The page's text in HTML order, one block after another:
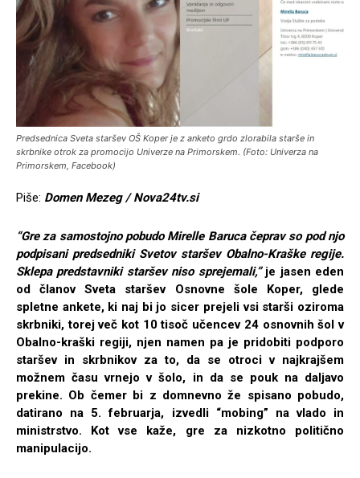
Predsednica Sveta staršev OŠ Koper je z anketo grdo zlorabila starše in
skrbnike otrok za promocijo Univerze na Primorskem. (Foto: Univerza na
Primorskem, Facebook)
Piše: Domen Mezeg / Nova24tv.si
“Gre za samostojno pobudo Mirelle Baruca čeprav so pod njo
podpisani predsedniki Svetov staršev Obalno-Kraške regije.
Sklepa predstavniki staršev niso sprejemali,” je jasen eden
od članov Sveta staršev Osnovne šole Koper, glede
spletne ankete, ki naj bi jo sicer prejeli vsi starši oziroma
skrbniki, torej več kot 10 tisoč učencev 24 osnovnih šol v
Obalno-kraški regiji, njen namen pa je pridobiti podporo
staršev in skrbnikov za to, da se otroci v najkrajšem
možnem času vrnejo v šolo, in da se pouk na daljavo
prekine. Ob čemer bi z domnevno že spisano pobudo,
datirano na 5. februarja, izvedli “mobing” na vlado in
ministrstvo. Kot vse kaže, gre za nizkotno politično
manipulacijo.